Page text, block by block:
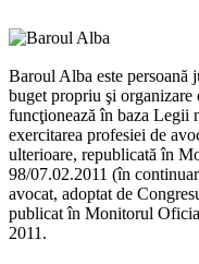
Baroul Alba este persoană
buget propriu şi organizare
funcţionează în baza Legii
exercitarea profesiei de
ulterioare, republicată în
98/07.02.2011 (în
avocat, adoptat de
publicat în Monitorul
2011.